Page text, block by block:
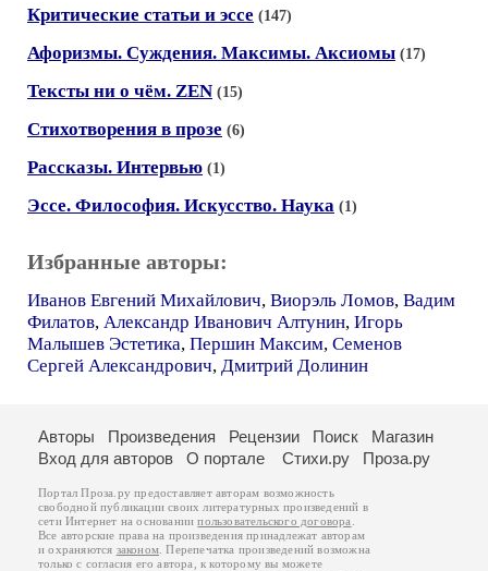
Критические статьи и эссе (147)
Афоризмы. Суждения. Максимы. Аксиомы (17)
Тексты ни о чём. ZEN (15)
Стихотворения в прозе (6)
Рассказы. Интервью (1)
Эссе. Философия. Искусство. Наука (1)
Избранные авторы:
Иванов Евгений Михайлович, Виорэль Ломов, Вадим
Филатов, Александр Иванович Алтунин, Игорь
Малышев Эстетика, Першин Максим, Семенов
Сергей Александрович, Дмитрий Долинин
Авторы Произведения Рецензии Поиск
Магазин
Вход для авторов
О портале Стихи.ру Проза.ру
Портал Проза.ру предоставляет авторам возможность
свободной публикации своих литературных произведений в
сети Интернет на основаниипользовательского договора
Все авторские права на произведения принадлежат авторам
и охраняются законом . Перепечатка произведений возможна
только с согласия его автора, к которому вы можете